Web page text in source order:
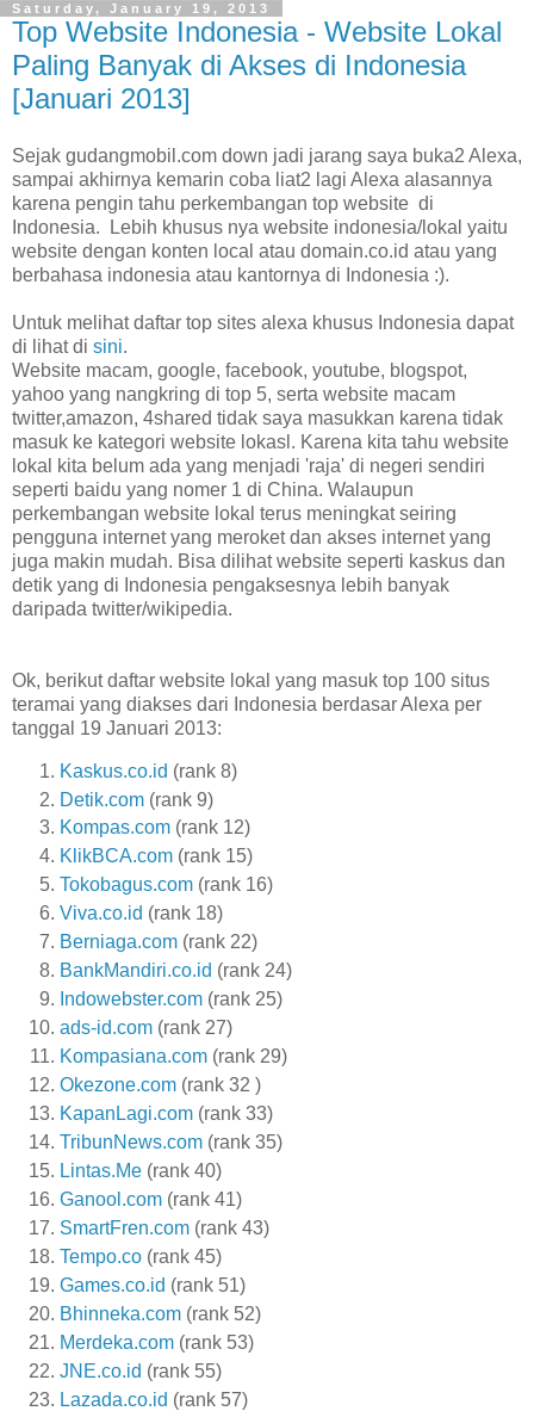
Saturday, January 19, 2013
Top Website Indonesia - Website Lokal
Paling Banyak di Akses di Indonesia
[Januari 2013]
Sejak gudangmobil.com down jadi jarang saya buka2 Alexa,
sampai akhirnya kemarin coba liat2 lagi Alexa alasannya
karena pengin tahu perkembangan top website di
Indonesia. Lebih khusus nya website indonesia/lokal yaitu
website dengan konten local atau domain.co.id atau yang
berbahasa indonesia atau kantornya di Indonesia :).
Untuk melihat daftar top sites alexa khusus Indonesia dapat
di lihat di sini.
Website macam, google, facebook, youtube, blogspot,
yahoo yang nangkring di top 5, serta website macam
twitter,amazon, 4shared tidak saya masukkan karena tidak
masuk ke kategori website lokasl. Karena kita tahu website
lokal kita belum ada yang menjadi 'raja' di negeri sendiri
seperti baidu yang nomer 1 di China. Walaupun
perkembangan website lokal terus meningkat seiring
pengguna internet yang meroket dan akses internet yang
juga makin mudah. Bisa dilihat website seperti kaskus dan
detik yang di Indonesia pengaksesnya lebih banyak
daripada twitter/wikipedia.
Ok, berikut daftar website lokal yang masuk top 100 situs
teramai yang diakses dari Indonesia berdasar Alexa per
tanggal 19 Januari 2013:
Kaskus.co.id (rank 8)
Detik.com (rank 9)
Kompas.com (rank 12)
KlikBCA.com (rank 15)
Tokobagus.com (rank 16)
Viva.co.id (rank 18)
Berniaga.com (rank 22)
BankMandiri.co.id (rank 24)
Indowebster.com (rank 25)
ads-id.com (rank 27)
Kompasiana.com (rank 29)
Okezone.com (rank 32 )
KapanLagi.com (rank 33)
TribunNews.com (rank 35)
Lintas.Me (rank 40)
Ganool.com (rank 41)
SmartFren.com (rank 43)
Tempo.co (rank 45)
Games.co.id (rank 51)
Bhinneka.com (rank 52)
Merdeka.com (rank 53)
JNE.co.id (rank 55)
Lazada.co.id (rank 57)